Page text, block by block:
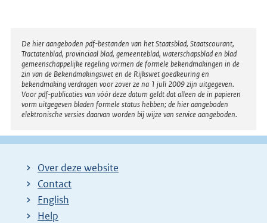
Disclaimer
De hier aangeboden pdf-bestanden van het Staatsblad, Staatscourant,
Tractatenblad, provinciaal blad, gemeenteblad, waterschapsblad en blad
gemeenschappelijke regeling vormen de formele bekendmakingen in de
zin van de Bekendmakingswet en de Rijkswet goedkeuring en
bekendmaking verdragen voor zover ze na 1 juli 2009 zijn uitgegeven.
Voor pdf-publicaties van vóór deze datum geldt dat alleen de in papieren
vorm uitgegeven bladen formele status hebben; de hier aangeboden
elektronische versies daarvan worden bij wijze van service aangeboden.
Over deze website
Contact
English
Help